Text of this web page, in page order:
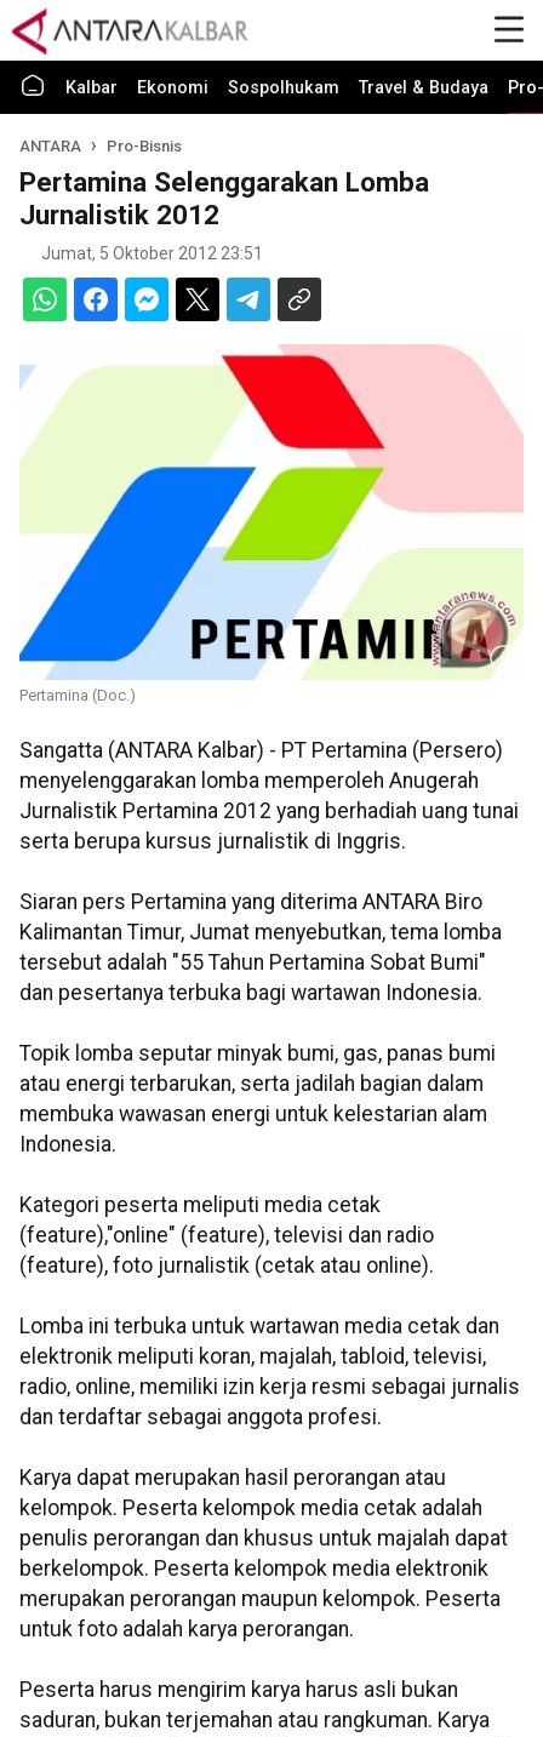
Kalbar Ekonomi Sospolhukam Travel & Budaya
ANTARA Pro-Bisnis
Pertamina Selenggarakan Lomba
Jurnalistik 2012
Jumat, 5 Oktober 2012 23:51
Pertamina (Doc.)
Sangatta (ANTARA Kalbar) - PT Pertamina (Persero)
menyelenggarakan lomba memperoleh Anugerah
Jurnalistik Pertamina 2012 yang berhadiah uang tunai
serta berupa kursus jurnalistik di Inggris.
Siaran pers Pertamina yang diterima ANTARA Biro
Kalimantan Timur, Jumat menyebutkan, tema lomba
tersebut adalah "55 Tahun Pertamina Sobat Bumi"
dan pesertanya terbuka bagi wartawan Indonesia.
Topik lomba seputar minyak bumi, gas, panas bumi
atau energi terbarukan, serta jadilah bagian dalam
membuka wawasan energi untuk kelestarian alam
Indonesia.
Kategori peserta meliputi media cetak
(feature),"online" (feature), televisi dan radio
(feature), foto jurnalistik (cetak atau online).
Lomba ini terbuka untuk wartawan media cetak dan
elektronik meliputi koran, majalah, tabloid, televisi,
radio, online, memiliki izin kerja resmi sebagai jurnalis
dan terdaftar sebagai anggota profesi.
Karya dapat merupakan hasil perorangan atau
kelompok. Peserta kelompok media cetak adalah
penulis perorangan dan khusus untuk majalah dapat
berkelompok. Peserta kelompok media elektronik
merupakan perorangan maupun kelompok. Peserta
untuk foto adalah karya perorangan.
Peserta harus mengirim karya harus asli bukan
saduran, bukan terjemahan atau rangkuman. Karya